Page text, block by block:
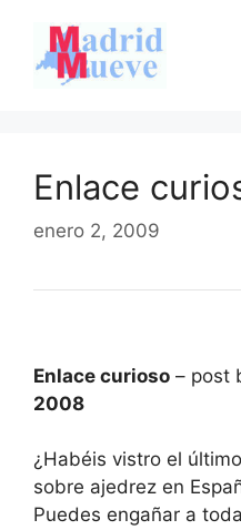
contenido
Enlace
enero 2, 2009
Enlace curioso – post
2008
¿Habéis vistro el
sobre ajedrez en
Puedes engañar a